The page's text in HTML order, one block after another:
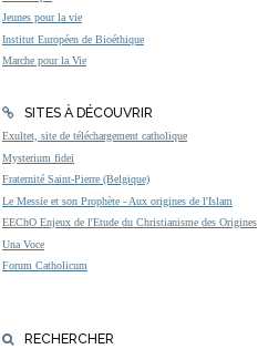
Jeunes pour la vie
Institut Européen de Bioéthique
Marche pour la Vie
SITES À DÉCOUVRIR
Exultet, site de téléchargement catholique
Mysterium fidei
Fraternité Saint-Pierre (Belgique)
Le Messie et son Prophète - Aux origines de l'Islam
EEChO Enjeux de l'Etude du Christianisme des Origines
Una Voce
Forum Catholicum
RECHERCHER